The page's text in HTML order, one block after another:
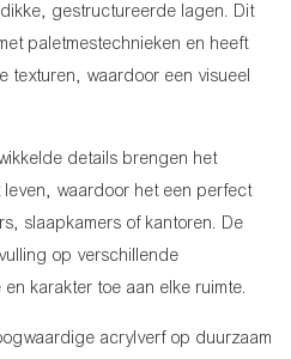
gestructureerde lagen. Dit
paletmestechnieken en heeft
texturen, waardoor een visueel
details brengen het
waardoor het een perfect
slaapkamers of kantoren. De
op verschillende
karakter toe aan elke ruimte.
acrylverf op duurzaam